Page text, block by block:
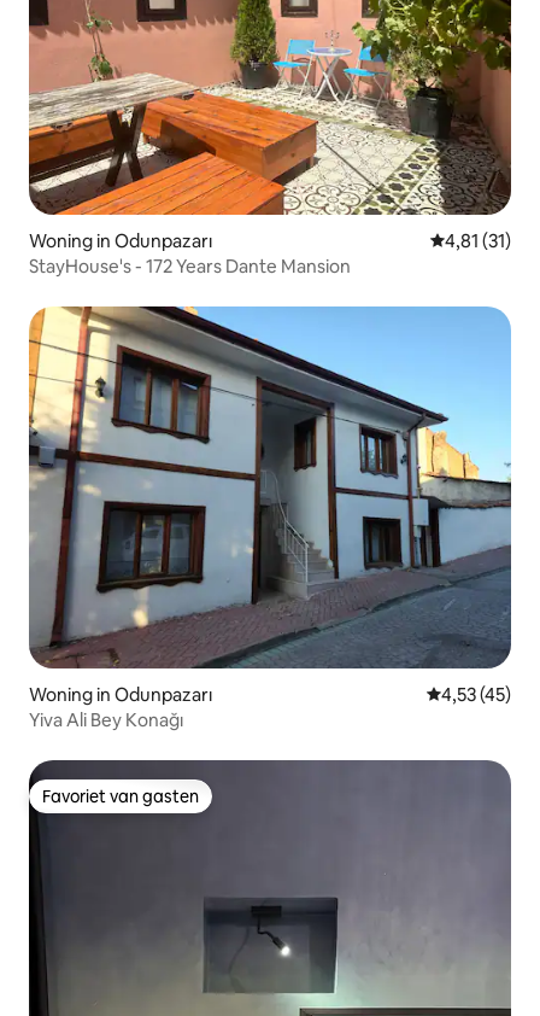
Woning in Odunpazarı Gemiddelde
4,81 (31)
StayHouse's - 172 Years Dante Mansion
Woning in Odunpazarı Gemiddelde
4,53 (45)
Yiva Ali Bey Konağı
Favoriet van gasten
Favoriet van gasten